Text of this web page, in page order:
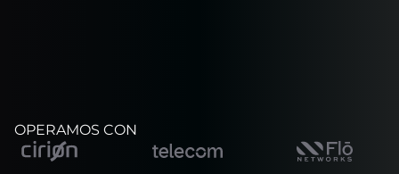
OPERAMOS CON